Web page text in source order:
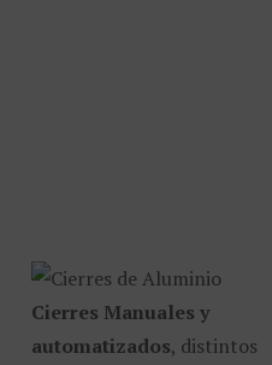
Cierres Manuales y
automatizados, distintos